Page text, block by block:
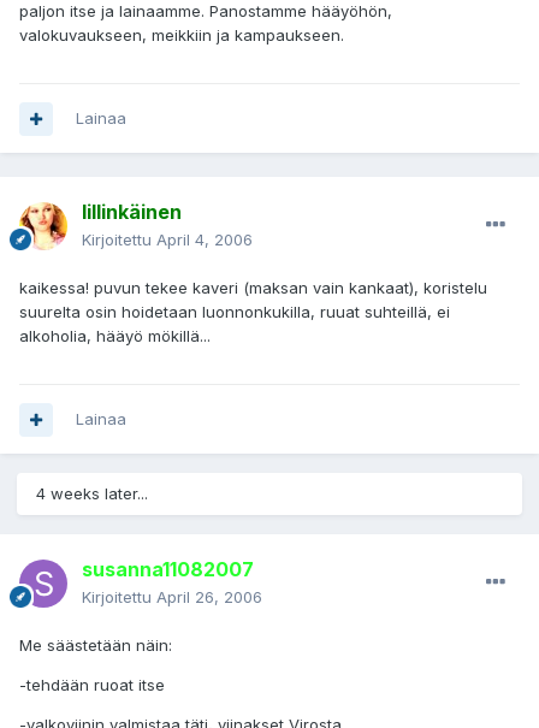
paljon itse ja lainaamme. Panostamme hääyöhön,
valokuvaukseen, meikkiin ja kampaukseen.
Lainaa
lillinkäinen
Kirjoitettu April 4, 2006
kaikessa! puvun tekee kaveri (maksan vain kankaat), koristelu
suurelta osin hoidetaan luonnonkukilla, ruuat suhteillä, ei
alkoholia, hääyö mökillä...
Lainaa
4 weeks later...
susanna11082007
Kirjoitettu April 26, 2006
Me säästetään näin:
-tehdään ruoat itse